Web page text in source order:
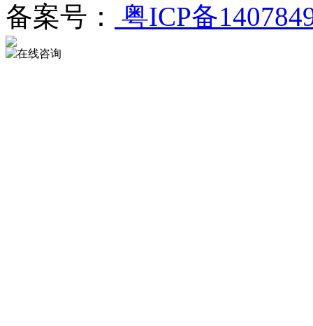
备案号：
粤ICP备